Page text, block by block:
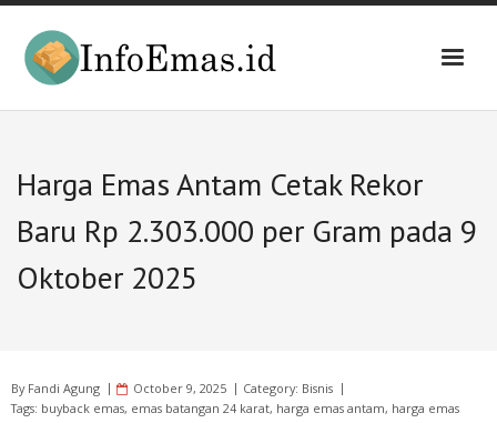
Skip
content
Harga Emas Antam Cetak Rekor
Baru Rp 2.303.000 per Gram pada 9
Oktober 2025
By Fandi Agung October 9, 2025 Category: Bisnis
Tags: buyback emas, emas batangan 24 karat, harga emas antam, harga emas